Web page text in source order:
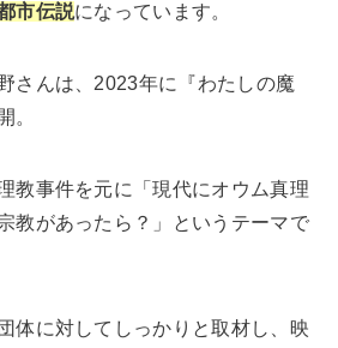
市伝説になっています。
さんは、2023年に『わたしの魔
。
教事件を元に「現代にオウム真理
教があったら？」というテーマで
体に対してしっかりと取材し、映